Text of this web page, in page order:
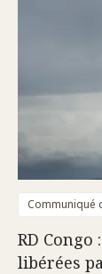
Communiqué
RD Congo
libérées